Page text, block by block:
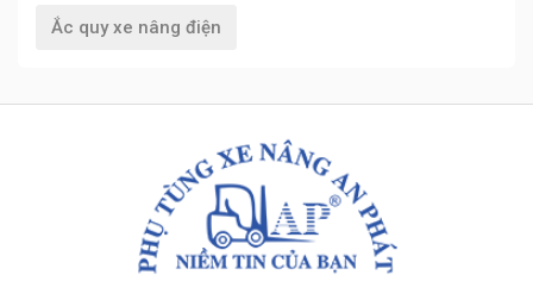
Ắc quy xe nâng điện